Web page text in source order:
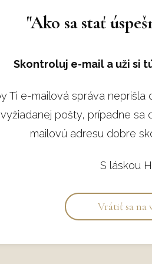
"Ako sa stať
Skontroluj e-mail a uži si
Ti e-mailová správa neprišla
pošty, prípadne sa
mailovú adresu dobre
S láskou
Vrátiť sa na